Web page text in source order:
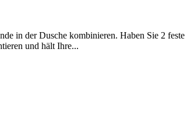
in der Dusche kombinieren. Haben Sie 2
und hält Ihre...